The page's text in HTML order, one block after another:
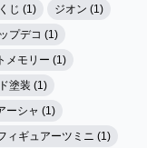
じ (1)
ジオン (1)
プデコ (1)
メモリー (1)
塗装 (1)
ーシャ (1)
ィギュアーツミニ (1)